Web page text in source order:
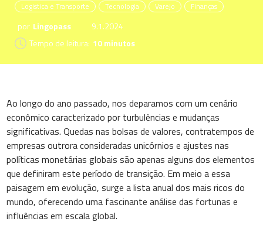
Logistica e Transporte
Tecnologia Varejo Finanças
por Lingopass
9.1.2024
Tempo de leitura: 10 minutos
Ao longo do ano passado, nos deparamos com um cenário
econômico caracterizado por turbulências e mudanças
significativas. Quedas nas bolsas de valores, contratempos de
empresas outrora consideradas unicórnios e ajustes nas
políticas monetárias globais são apenas alguns dos elementos
que definiram este período de transição. Em meio a essa
paisagem em evolução, surge a lista anual dos mais ricos do
mundo, oferecendo uma fascinante análise das fortunas e
influências em escala global.